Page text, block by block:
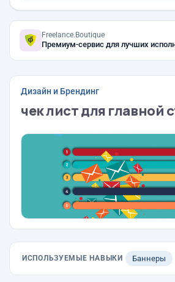
Freelance.Boutique
Премиум-сервис для лучших
Дизайн и Брендинг
чек лист для главной
ИСПОЛЬЗУЕМЫЕ НАВЫКИ Баннеры